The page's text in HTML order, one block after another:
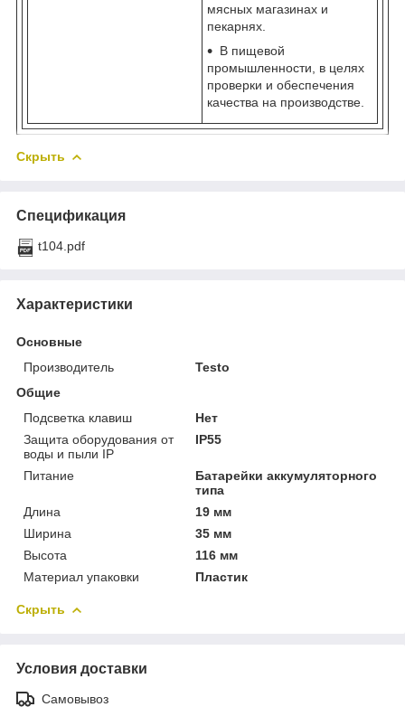
мясных магазинах и
пекарнях.
В пищевой
промышленности, в целях
проверки и обеспечения
качества на производстве.
Скрыть
Спецификация
t104.pdf
Характеристики
Основные
Производитель
Testo
Общие
Подсветка клавиш
Нет
Защита оборудования от
воды и пыли IP
IP55
Питание
Батарейки аккумуляторного
типа
Длина
19 мм
Ширина
35 мм
Высота
116 мм
Материал упаковки
Пластик
Скрыть
Условия доставки
Самовывоз